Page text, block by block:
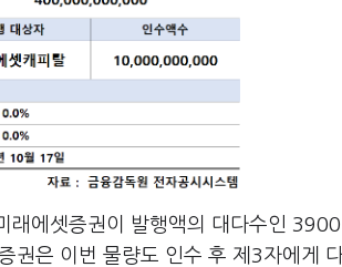
래에셋증권이 발행액의 대다수인 3900
권은 이번 물량도 인수 후 제3자에게